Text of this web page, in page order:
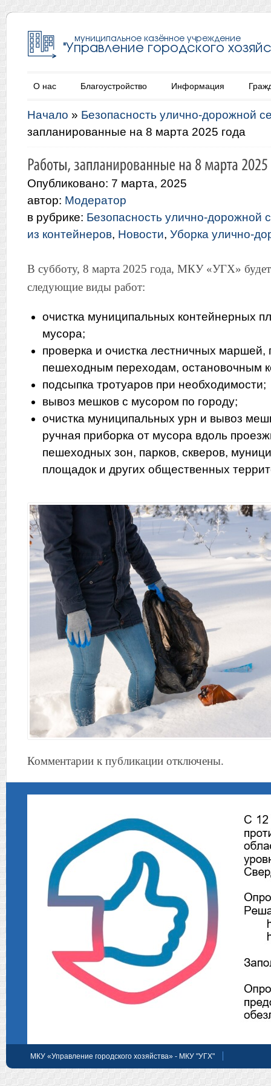
О нас Благоустройство Информация
Начало » Безопасность улично-дорожной
запланированные на 8 марта 2025 года
Опубликовано: 7 марта, 2025
автор: Модератор
в рубрике: Безопасность улично-дорожной
из контейнеров, Новости, Уборка улично-
В субботу, 8 марта 2025 года, МКУ «УГХ» будет
следующие виды работ:
очистка муниципальных контейнерных
мусора;
проверка и очистка лестничных маршей,
пешеходным переходам, остановочным
подсыпка тротуаров при необходимости;
вывоз мешков с мусором по городу;
очистка муниципальных урн и вывоз
ручная приборка от мусора вдоль
пешеходных зон, парков, скверов,
площадок и других общественных
Комментарии к публикации отключены.
МКУ «Управление городского хозяйства» - МКУ "УГХ"